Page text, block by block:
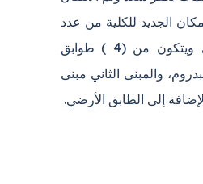
إلى الطابق الأرضي.